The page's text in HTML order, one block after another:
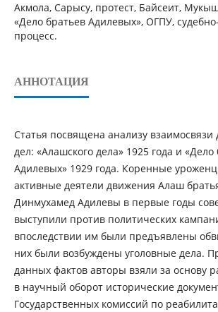
Акмола, Сарысу, протест, Байсеит,
«Дело братьев Адилевых», ОГПУ,
процесс.
АННОТАЦИЯ
Статья посвящена анализу взаимосвязи
дел: «Алашского дела» 1925 года и «Дело
Адилевых» 1929 года. Коренные
активные деятели движения Алаш
Динмухамед Адилевы в первые годы
выступили против политических
впоследствии им были предъявлены
них были возбуждены уголовные дела.
данных фактов авторы взяли за основу
в научный оборот исторические
Государственных комиссий по